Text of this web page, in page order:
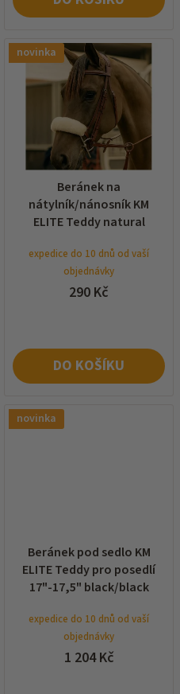
novinka
Beránek na
nátylník/nánosník KM
ELITE Teddy natural
expedice do 10 dnů od vaší
objednávky
290 Kč
DO KOŠÍKU
novinka
Beránek pod sedlo KM
ELITE Teddy pro posedlí
17"-17,5" black/black
expedice do 10 dnů od vaší
objednávky
1 204 Kč